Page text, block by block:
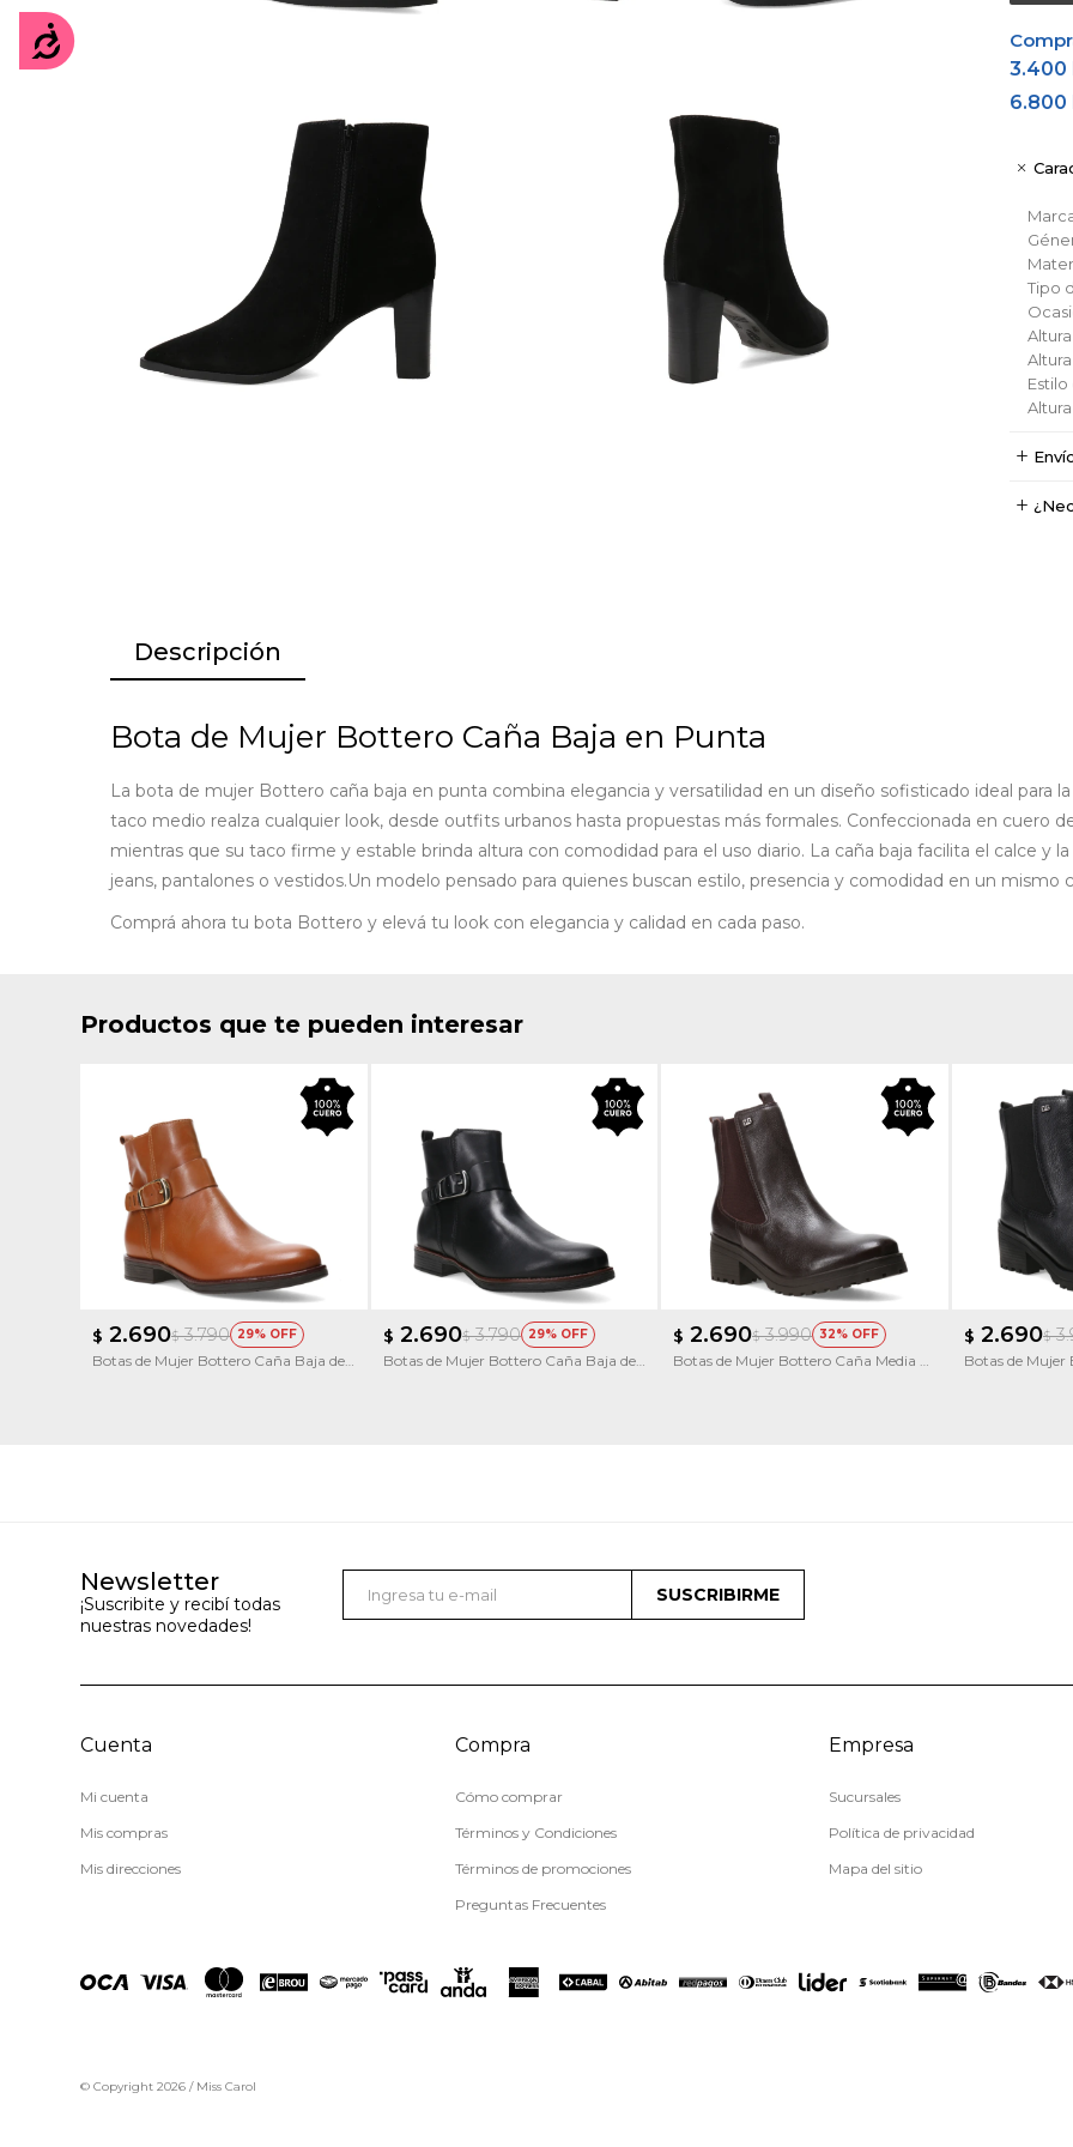
Accesibilidad
3.400
6.800
Tipo
Descripción
Bota de Mujer Bottero Caña Baja en Punta
La bota de mujer Bottero caña baja en punta combina elegancia y versatilidad en un diseño sofisticado ideal para
taco medio realza cualquier look, desde outfits urbanos hasta propuestas más formales. Confeccionada en cuero
mientras que su taco firme y estable brinda altura con comodidad para el uso diario. La caña baja facilita el calce y
jeans, pantalones o vestidos.Un modelo pensado para quienes buscan estilo, presencia y comodidad en un mismo
Comprá ahora tu bota Bottero y elevá tu look con elegancia y calidad en cada paso.
Productos que te pueden interesar
$ 2.690$ 3.790 29
Botas de Mujer Bottero Caña Baja de
$ 2.690$ 3.790 29
Botas de Mujer Bottero Caña Baja de
$ 2.690$ 3.990 32
Botas de Mujer Bottero Caña Media de
$ 2.690$
Botas de Mujer
Newsletter
¡Suscribite y recibí todas
nuestras novedades!
SUSCRIBIRME
Cuenta
Mi cuenta
Mis compras
Mis direcciones
Compra
Cómo comprar
Términos y Condiciones
Términos de promociones
Preguntas Frecuentes
Empresa
Sucursales
Política de privacidad
Mapa del sitio
© Copyright 2026 / Miss Carol